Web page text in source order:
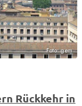
Foto: gem
Rückkehr in